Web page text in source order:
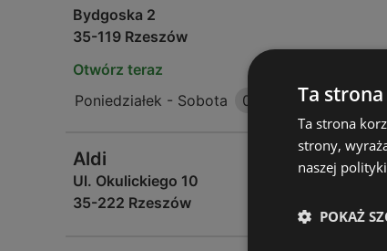
Bydgoska 2
35-119 Rzeszów
Otwórz teraz
Poniedziałek - Sobota
06:00 22:00
Aldi
Ul. Okulickiego 10
35-222 Rzeszów
Ta
Ta strona
strony,
naszej
POKAŻ